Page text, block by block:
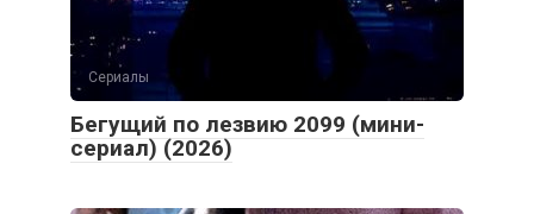
Сериалы
Бегущий по лезвию 2099 (мини-
сериал) (2026)